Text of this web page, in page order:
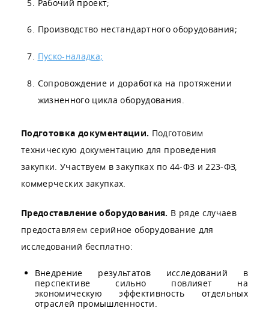
Рабочий проект;
Производство нестандартного оборудования;
Пуско-наладка;
Сопровождение и доработка на протяжении
жизненного цикла оборудования.
Подготовка документации. Подготовим
техническую документацию для проведения
закупки. Участвуем в закупках по 44-ФЗ и 223-ФЗ,
коммерческих закупках.
Предоставление оборудования. В ряде случаев
предоставляем серийное оборудование для
исследований бесплатно:
Внедрение результатов исследований в
перспективе сильно повлияет на
экономическую эффективность отдельных
отраслей промышленности.